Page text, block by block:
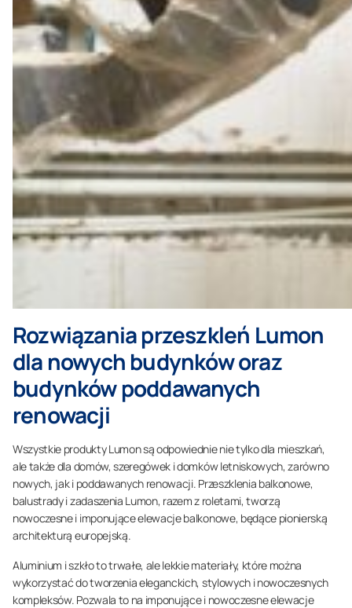
Rozwiązania przeszkleń Lumon
dla nowych budynków oraz
budynków poddawanych
renowacji
Wszystkie produkty Lumon są odpowiednie nie tylko dla mieszkań,
ale także dla domów, szeregówek i domków letniskowych, zarówno
nowych, jak i poddawanych renowacji. Przeszklenia balkonowe,
balustrady i zadaszenia Lumon, razem z roletami, tworzą
nowoczesne i imponujące elewacje balkonowe, będące pionierską
architekturą europejską.
Aluminium i szkło to trwałe, ale lekkie materiały, które można
wykorzystać do tworzenia eleganckich, stylowych i nowoczesnych
kompleksów. Pozwala to na imponujące i nowoczesne elewacje